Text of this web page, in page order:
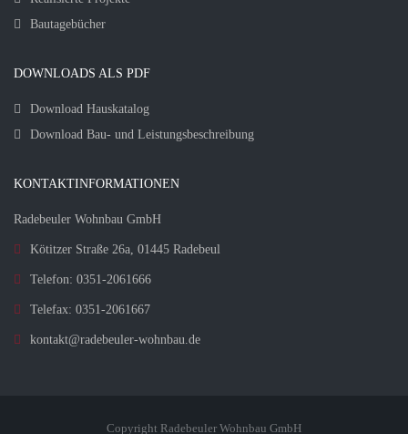
Bautagebücher
DOWNLOADS ALS PDF
Download Hauskatalog
Download Bau- und Leistungsbeschreibung
KONTAKTINFORMATIONEN
Radebeuler Wohnbau GmbH
Kötitzer Straße 26a, 01445 Radebeul
Telefon: 0351-2061666
Telefax: 0351-2061667
kontakt@radebeuler-wohnbau.de
Copyright Radebeuler Wohnbau GmbH